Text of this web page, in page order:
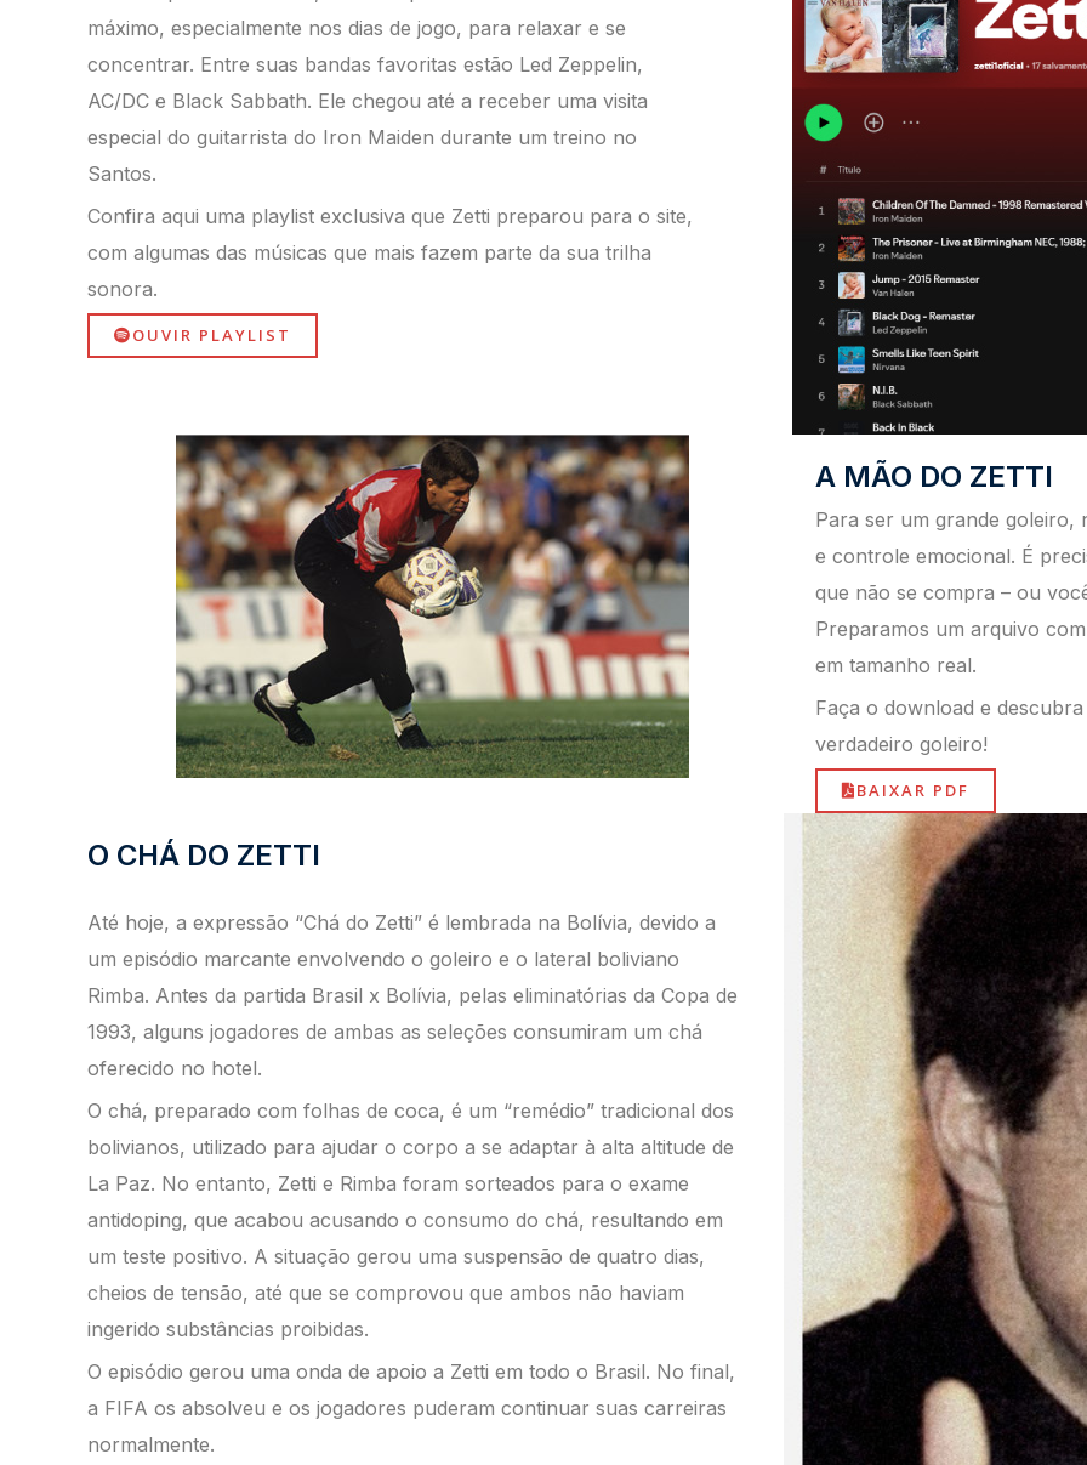
máximo, especialmente nos dias de jogo, para relaxar e se
concentrar. Entre suas bandas favoritas estão Led Zeppelin,
AC/DC e Black Sabbath. Ele chegou até a receber uma visita
especial do guitarrista do Iron Maiden durante um treino no
Santos.
Confira aqui uma playlist exclusiva que Zetti preparou para o site,
com algumas das músicas que mais fazem parte da sua trilha
sonora​.
OUVIR PLAYLIST
A MÃO DO ZETTI
Para ser um grande goleiro,
e controle emocional. É
que não se compra – ou
Preparamos um arquivo
em tamanho real.
Faça o download e
verdadeiro goleiro!
BAIXAR PDF
O CHÁ DO ZETTI
Até hoje, a expressão “Chá do Zetti” é lembrada na Bolívia, devido a
um episódio marcante envolvendo o goleiro e o lateral boliviano
Rimba. Antes da partida Brasil x Bolívia, pelas eliminatórias da Copa de
1993, alguns jogadores de ambas as seleções consumiram um chá
oferecido no hotel.
O chá, preparado com folhas de coca, é um “remédio” tradicional dos
bolivianos, utilizado para ajudar o corpo a se adaptar à alta altitude de
La Paz. No entanto, Zetti e Rimba foram sorteados para o exame
antidoping, que acabou acusando o consumo do chá, resultando em
um teste positivo. A situação gerou uma suspensão de quatro dias,
cheios de tensão, até que se comprovou que ambos não haviam
ingerido substâncias proibidas.
O episódio gerou uma onda de apoio a Zetti em todo o Brasil. No final,
a FIFA os absolveu e os jogadores puderam continuar suas carreiras
normalmente.